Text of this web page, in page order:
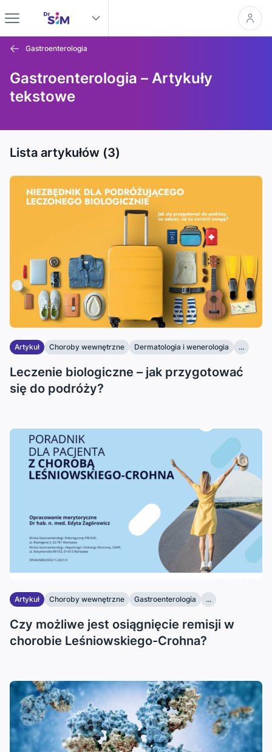
Gastroenterologia
Gastroenterologia – Artykuły
tekstowe
Lista artykułów (3)
Artykuł Choroby wewnętrzne Dermatologia i wenerologia ...
Leczenie biologiczne – jak przygotować
się do podróży?
Artykuł Choroby wewnętrzne Gastroenterologia ...
Czy możliwe jest osiągnięcie remisji w
chorobie Leśniowskiego-Crohna?